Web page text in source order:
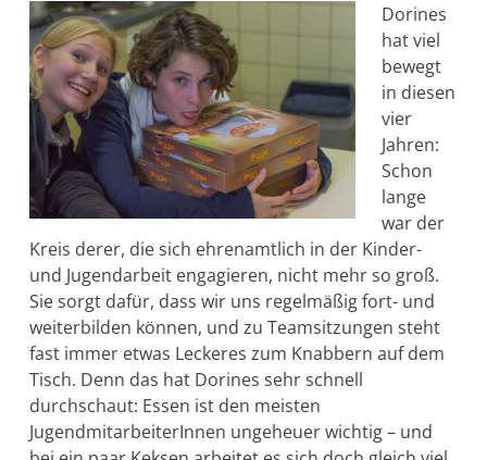
Dorines
hat viel
bewegt
in diesen
vier
Jahren:
Schon
lange
war der
Kreis derer, die sich ehrenamtlich in der Kinder-
und Jugendarbeit engagieren, nicht mehr so groß.
Sie sorgt dafür, dass wir uns regelmäßig fort- und
weiterbilden können, und zu Teamsitzungen steht
fast immer etwas Leckeres zum Knabbern auf dem
Tisch. Denn das hat Dorines sehr schnell
durchschaut: Essen ist den meisten
JugendmitarbeiterInnen ungeheuer wichtig – und